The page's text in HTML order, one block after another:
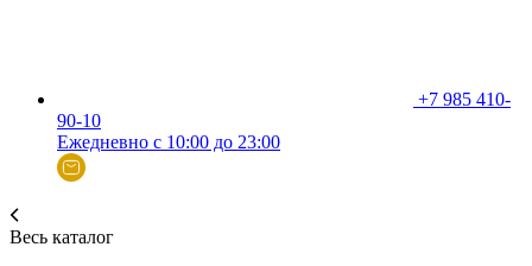
+7 985 410-
90-10
Ежедневно с 10:00 до 23:00
Весь каталог